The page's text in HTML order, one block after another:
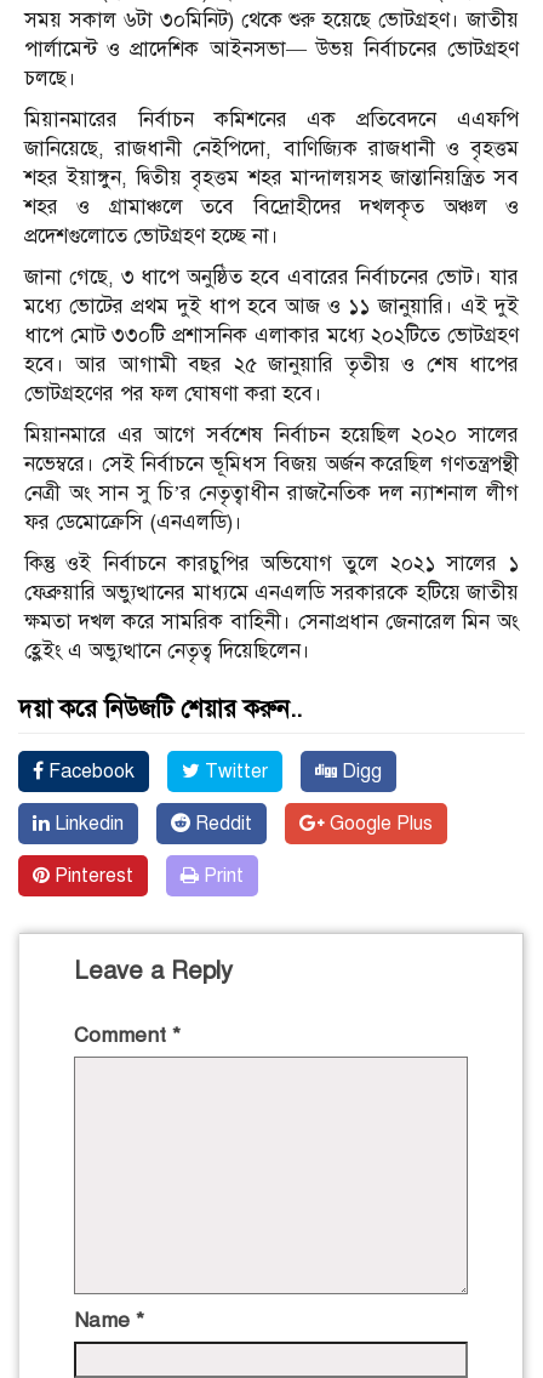
সময় সকাল ৬টা ৩০মিনিট) থেকে শুরু হয়েছে ভোটগ্রহণ। জাতীয়
পার্লামেন্ট ও প্রাদেশিক আইনসভা— উভয় নির্বাচনের ভোটগ্রহণ
চলছে।
মিয়ানমারের নির্বাচন কমিশনের এক প্রতিবেদনে এএফপি
জানিয়েছে, রাজধানী নেইপিদো, বাণিজ্যিক রাজধানী ও বৃহত্তম
শহর ইয়াঙ্গুন, দ্বিতীয় বৃহত্তম শহর মান্দালয়সহ জান্তানিয়ন্ত্রিত সব
শহর ও গ্রামাঞ্চলে তবে বিদ্রোহীদের দখলকৃত অঞ্চল ও
প্রদেশগুলোতে ভোটগ্রহণ হচ্ছে না।
জানা গেছে, ৩ ধাপে অনুষ্ঠিত হবে এবারের নির্বাচনের ভোট। যার
মধ্যে ভোটের প্রথম দুই ধাপ হবে আজ ও ১১ জানুয়ারি। এই দুই
ধাপে মোট ৩৩০টি প্রশাসনিক এলাকার মধ্যে ২০২টিতে ভোটগ্রহণ
হবে। আর আগামী বছর ২৫ জানুয়ারি তৃতীয় ও শেষ ধাপের
ভোটগ্রহণের পর ফল ঘোষণা করা হবে।
মিয়ানমারে এর আগে সর্বশেষ নির্বাচন হয়েছিল ২০২০ সালের
নভেম্বরে। সেই নির্বাচনে ভূমিধস বিজয় অর্জন করেছিল গণতন্ত্রপন্থী
নেত্রী অং সান সু চি’র নেতৃত্বাধীন রাজনৈতিক দল ন্যাশনাল লীগ
ফর ডেমোক্রেসি (এনএলডি)।
কিন্তু ওই নির্বাচনে কারচুপির অভিযোগ তুলে ২০২১ সালের ১
ফেব্রুয়ারি অভ্যুত্থানের মাধ্যমে এনএলডি সরকারকে হটিয়ে জাতীয়
ক্ষমতা দখল করে সামরিক বাহিনী। সেনাপ্রধান জেনারেল মিন অং
হ্লেইং এ অভ্যুত্থানে নেতৃত্ব দিয়েছিলেন।
দয়া করে নিউজটি শেয়ার করুন..
Facebook Twitter Digg
Linkedin Reddit Google Plus
Pinterest Print
Leave a Reply
Comment *
Name *